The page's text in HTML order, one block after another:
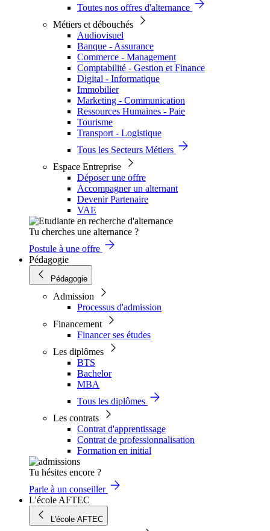
Toutes nos offres d'alternance
Métiers et débouchés
Audiovisuel
Banque - Assurance
Commerce - Management
Comptabilité - Gestion et Finance
Digital - Informatique
Immobilier
Marketing - Communication
Ressources Humaines - Paie
Tourisme
Transport - Logistique
Tous les Secteurs Métiers
Espace Entreprise
Déposer une offre
Accompagner un alternant
Devenir Partenaire
VAE
Tu cherches une alternance ?
Postule à une offre
Pédagogie
Pédagogie
Admission
Processus d'admission
Financement
Financer ses études
Les diplômes
BTS
Bachelor
MBA
Tous les diplômes
Les contrats
Contrat d'apprentissage
Contrat de professionnalisation
Formation en initial
Tu hésites encore ?
Parle à un conseiller
L'école AFTEC
L'école AFTEC